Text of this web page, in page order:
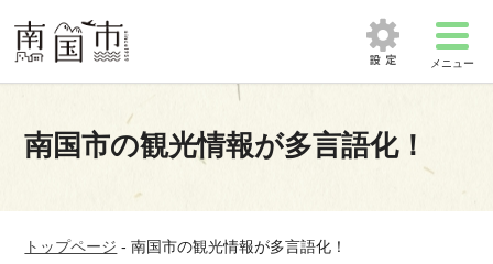
メニュー
南国市の観光情報が多言語化！
トップページ -南国市の観光情報が多言語化！